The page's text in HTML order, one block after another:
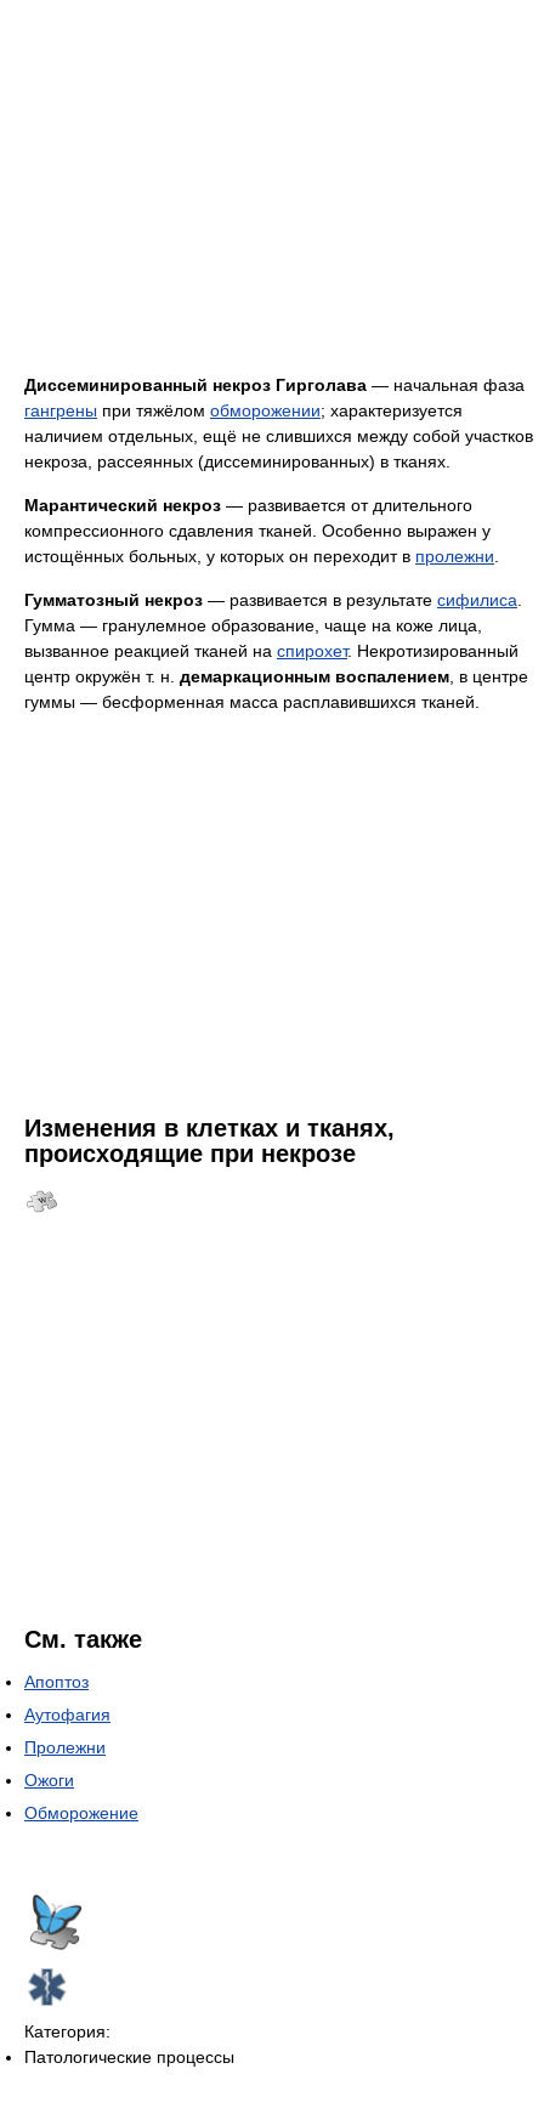
Диссеминированный некроз Гирголава — начальная фаза
гангрены при тяжёлом обморожении; характеризуется
наличием отдельных, ещё не слившихся между собой участков
некроза, рассеянных (диссеминированных) в тканях.
Марантический некроз — развивается от длительного
компрессионного сдавления тканей. Особенно выражен у
истощённых больных, у которых он переходит в пролежни
Гумматозный некроз — развивается в результате сифилиса
Гумма — гранулемное образование, чаще на коже лица,
вызванное реакцией тканей на спирохет. Некротизированный
центр окружён т. н. демаркационным воспалением , в центре
гуммы — бесформенная масса расплавившихся тканей.
Изменения в клетках и тканях,
происходящие при некрозе
См. также
Апоптоз
Аутофагия
Пролежни
Ожоги
Обморожение
Категория:
Патологические процессы